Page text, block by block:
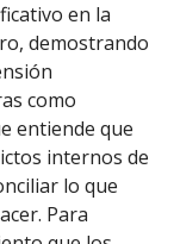
en la
demostrando
como
entiende que
internos de
lo que
Para